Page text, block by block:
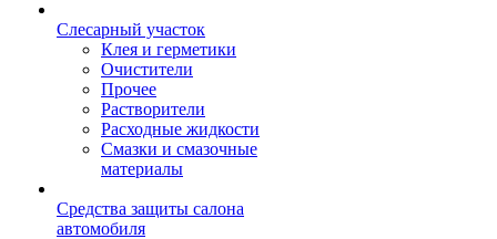
Слесарный участок
Клея и герметики
Очистители
Прочее
Растворители
Расходные жидкости
Смазки и смазочные
материалы
Средства защиты салона
автомобиля